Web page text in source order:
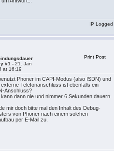
IP Logged
#1 - 21. Jan
at 16:19
Print Post
Phoner im CAPI-Modus (also ISDN) und
externe Telefonanschluss ist ebenfalls ein
Anschluss?
kann dann nie und nimmer 6 Sekunden dauern.
mir doch bitte mal den Inhalt des Debug-
von Phoner nach einem solchen
per E-Mail zu.